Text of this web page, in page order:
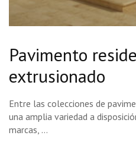
Pavimento
extrusionado
Entre las colecciones de
una amplia variedad a
marcas, …